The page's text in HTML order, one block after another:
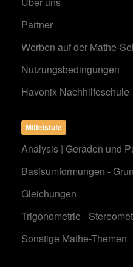
Partner
Werben auf der Mathe-
Nutzungsbedingungen
Havonix Nachhilfeschule
Mittelstufe
Analysis | Geraden und
Basisumformungen -
Gleichungen
Trigonometrie -
Sonstige Mathe-Themen